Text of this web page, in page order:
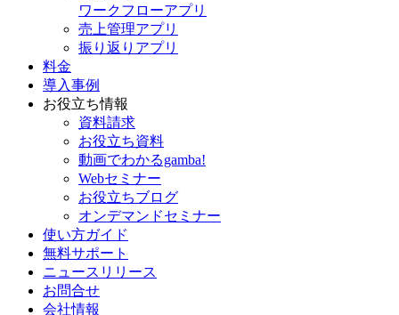
ワークフローアプリ
売上管理アプリ
振り返りアプリ
料金
導入事例
お役立ち情報
資料請求
お役立ち資料
動画でわかるgamba!
Webセミナー
お役立ちブログ
オンデマンドセミナー
使い方ガイド
無料サポート
ニュースリリース
お問合せ
会社情報